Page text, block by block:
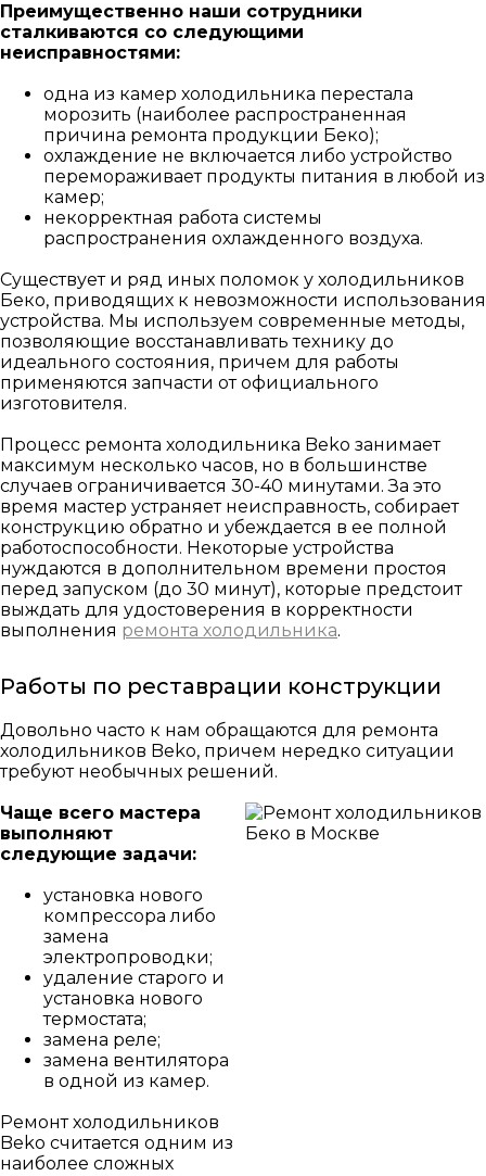
Преимущественно наши сотрудники
сталкиваются со следующими
неисправностями:
одна из камер холодильника перестала
морозить (наиболее распространенная
причина ремонта продукции Беко);
охлаждение не включается либо устройство
перемораживает продукты питания в любой из
камер;
некорректная работа системы
распространения охлажденного воздуха.
Существует и ряд иных поломок у холодильников
Беко, приводящих к невозможности использования
устройства. Мы используем современные методы,
позволяющие восстанавливать технику до
идеального состояния, причем для работы
применяются запчасти от официального
изготовителя.
Процесс ремонта холодильника Beko занимает
максимум несколько часов, но в большинстве
случаев ограничивается 30-40 минутами. За это
время мастер устраняет неисправность, собирает
конструкцию обратно и убеждается в ее полной
работоспособности. Некоторые устройства
нуждаются в дополнительном времени простоя
перед запуском (до 30 минут), которые предстоит
выждать для удостоверения в корректности
выполнения ремонта холодильника.
Работы по реставрации конструкции
Довольно часто к нам обращаются для ремонта
холодильников Beko, причем нередко ситуации
требуют необычных решений.
Чаще всего мастера
выполняют
следующие задачи:
установка нового
компрессора либо
замена
электропроводки;
удаление старого и
установка нового
термостата;
замена реле;
замена вентилятора
в одной из камер.
Ремонт холодильников
Beko считается одним из
наиболее сложных